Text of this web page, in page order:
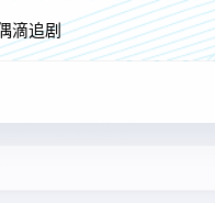
滴追剧